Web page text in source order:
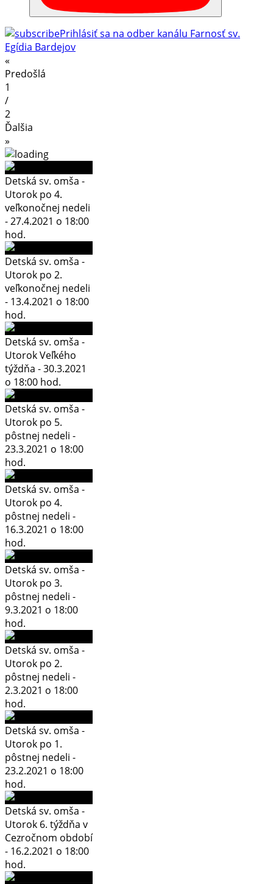
Prihlásiť sa na odber kanálu Farnosť sv.
Egídia Bardejov
«
Predošlá
1
/
2
Ďalšia
»
Detská sv. omša -
Utorok po 4.
veľkonočnej nedeli
- 27.4.2021 o 18:00
hod.
Detská sv. omša -
Utorok po 2.
veľkonočnej nedeli
- 13.4.2021 o 18:00
hod.
Detská sv. omša -
Utorok Veľkého
týždňa - 30.3.2021
o 18:00 hod.
Detská sv. omša -
Utorok po 5.
pôstnej nedeli -
23.3.2021 o 18:00
hod.
Detská sv. omša -
Utorok po 4.
pôstnej nedeli -
16.3.2021 o 18:00
hod.
Detská sv. omša -
Utorok po 3.
pôstnej nedeli -
9.3.2021 o 18:00
hod.
Detská sv. omša -
Utorok po 2.
pôstnej nedeli -
2.3.2021 o 18:00
hod.
Detská sv. omša -
Utorok po 1.
pôstnej nedeli -
23.2.2021 o 18:00
hod.
Detská sv. omša -
Utorok 6. týždňa v
Cezročnom období
- 16.2.2021 o 18:00
hod.